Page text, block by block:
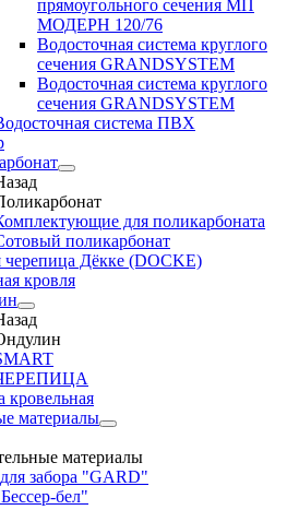
прямоугольного сечения МП
МОДЕРН 120/76
Водосточная система круглого
сечения GRANDSYSTEM
Водосточная система круглого
сечения GRANDSYSTEM
система ПВХ
для поликарбоната
поликарбонат
черепица Дёкке (DOCKE)
кровля
кровельная
материалы
материалы
забора "GARD"
бел"